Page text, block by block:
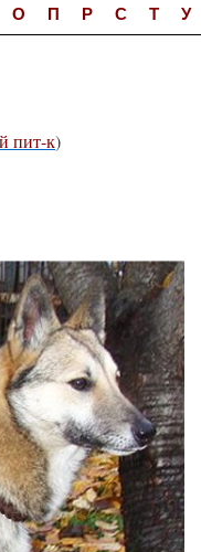
О П Р С Т У
пит-к)